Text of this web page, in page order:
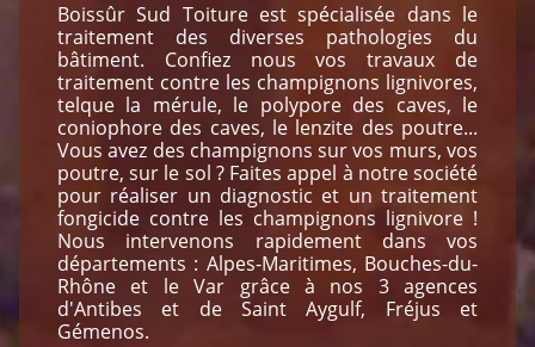
Boissûr Sud Toiture est spécialisée dans le
traitement des diverses pathologies du
bâtiment. Confiez nous vos travaux de
traitement contre les champignons lignivores,
telque la mérule, le polypore des caves, le
coniophore des caves, le lenzite des poutre...
Vous avez des champignons sur vos murs, vos
poutre, sur le sol ? Faites appel à notre société
pour réaliser un diagnostic et un traitement
fongicide contre les champignons lignivore !
Nous intervenons rapidement dans vos
départements : Alpes-Maritimes, Bouches-du-
Rhône et le Var grâce à nos 3 agences
d'Antibes et de Saint Aygulf, Fréjus et
Gémenos.